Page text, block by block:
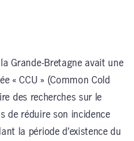
Grande-Bretagne avait une
« CCU » (Common Cold
des recherches sur le
de réduire son incidence
la période d’existence du